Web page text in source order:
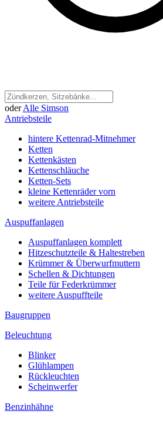
oder Alle Simson
Antriebsteile
hintere Kettenrad-Mitnehmer
Ketten
Kettenkästen
Kettenschläuche
Ketten-Sets
kleine Kettenräder vorn
weitere Antriebsteile
Auspuffanlagen
Auspuffanlagen komplett
Hitzeschutzteile & Haltestreben
Krümmer & Überwurfmuttern
Schellen & Dichtungen
Teile für Federkrümmer
weitere Auspuffteile
Baugruppen
Beleuchtung
Blinker
Glühlampen
Rückleuchten
Scheinwerfer
Benzinhähne